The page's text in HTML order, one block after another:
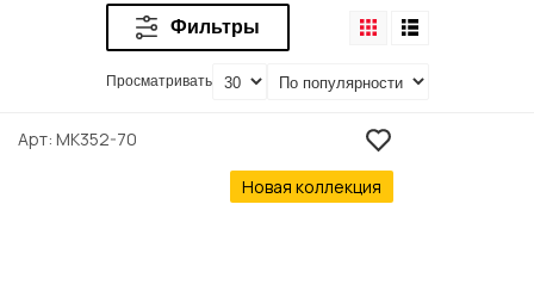
Фильтры
Просматривать
Арт MK352-70
Новая коллекция